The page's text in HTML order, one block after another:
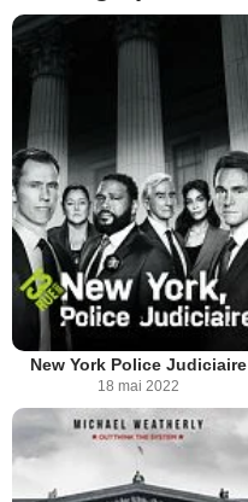
New York Police Judiciaire
18 mai 2022